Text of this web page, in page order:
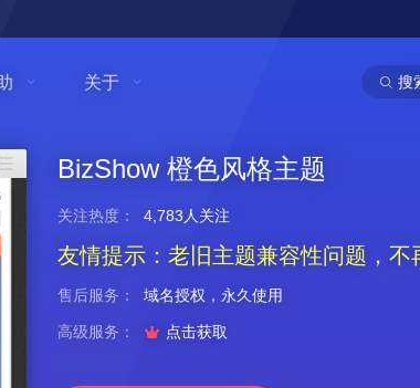
关于 搜
BizShow 橙色风格主题
关注热度： 4,783人关注
友情提示：老旧主题兼容性问题，不
售后服务： 域名授权，永久使用
高级服务：  点击获取